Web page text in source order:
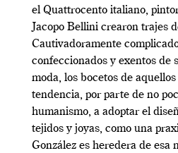
el Quattrocento italiano,
Jacopo Bellini crearon trajes
Cautivadoramente
confeccionados y exentos de
moda, los bocetos de
tendencia, por parte de no
humanismo, a adoptar el
tejidos y joyas, como una
González es heredera de esa